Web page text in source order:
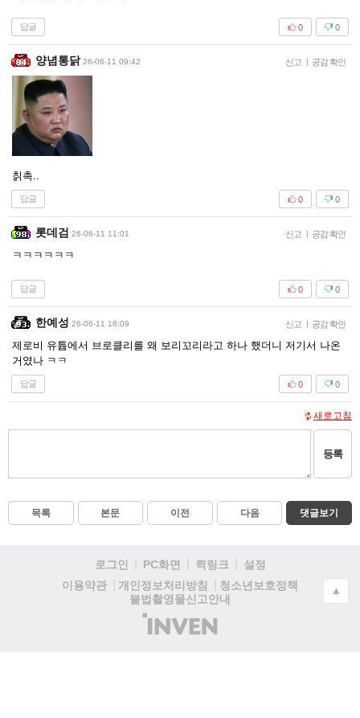
답글 0
0
양념통닭 26-06-11 09:42 신고 | 공감 확인
칡촉..
답글 0
0
롯데검 26-06-11 11:01 신고 | 공감 확인
ㅋㅋㅋㅋㅋㅋ
답글 0
0
한예성 26-06-11 18:09 신고 | 공감 확인
제로비 유튭에서 브로클리를 왜 보리꼬리라고 하나 했더니 저기서 나온
거였나 ㅋㅋ
답글 0
0
새로고침
등록
목록 본문 이전 다음 댓글보기
로그인 PC화면 퀵링크
설정
이용약관
개인정보처리방침
청소년보호정책
불법촬영물신고안내
(주)
인
▲